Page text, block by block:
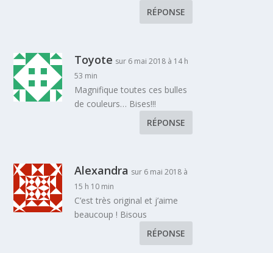
RÉPONSE
Toyote sur 6 mai 2018 à 14 h
53 min
Magnifique toutes ces bulles
de couleurs… Bises!!!
RÉPONSE
Alexandra sur 6 mai 2018 à
15 h 10 min
C’est très original et j’aime
beaucoup ! Bisous
RÉPONSE